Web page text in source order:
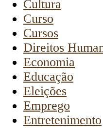
Cultura
Curso
Cursos
Direitos
Economia
Educação
Eleições
Emprego
Entretenimento